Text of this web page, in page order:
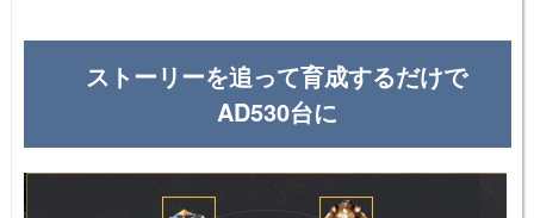
ストーリーを追って育成するだけで
AD530台に